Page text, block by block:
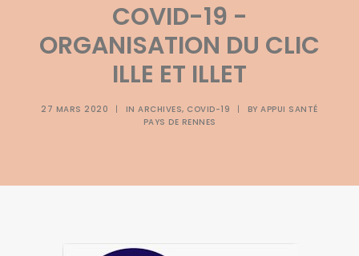
Liste des programmes et actions
Les formations ETP
Contacts
COVID-19 -
ORGANISATION DU CLIC
ILLE ET ILLET
27 MARS 2020 | INARCHIVES, COVID-19 | BYAPPUI SANTÉ
PAYS DE RENNES